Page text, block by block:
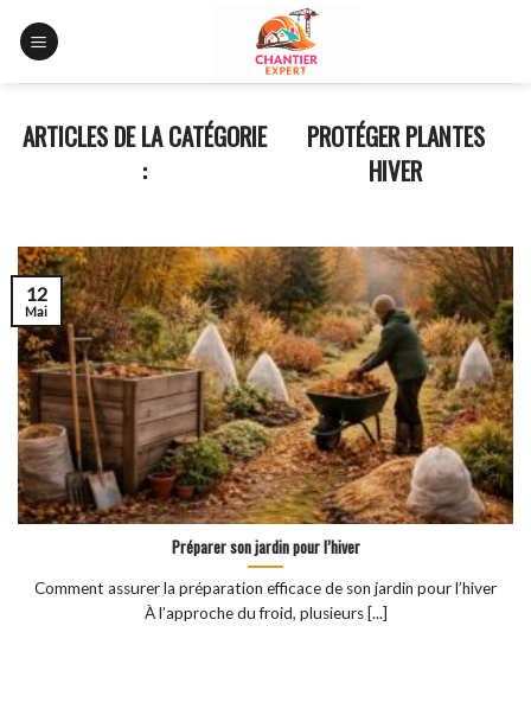
PROTÉGER PLANTES
HIVER
Préparer son jardin pour l’hiver
Comment assurer la préparation efficace de son jardin pour l’hiver
À l’approche du froid, plusieurs [...]
12
Mai